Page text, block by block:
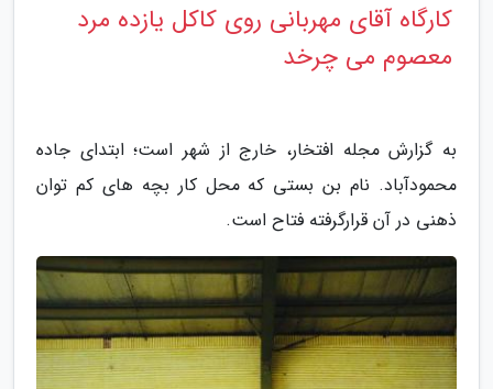
کارگاه آقای مهربانی روی کاکل یازده مرد
معصوم می چرخد
به گزارش مجله افتخار، خارج از شهر است؛ ابتدای جاده
محمودآباد. نام بن بستی که محل کار بچه های کم توان
ذهنی در آن قرارگرفته فتاح است.